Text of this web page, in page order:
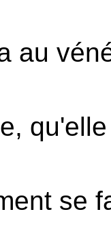
au
se